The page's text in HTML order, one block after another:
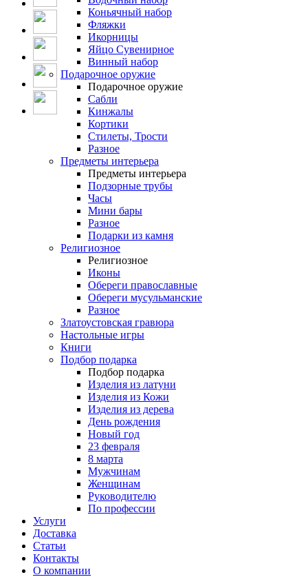
Коньячный набор
Фляжки
Икорницы
Яйцо Сувенирное
Винный набор
Подарочное оружие
Подарочное оружие
Сабли
Кинжалы
Кортики
Стилеты, Трости
Разное
Предметы интерьера
Предметы интерьера
Подзорные трубы
Часы
Мини бары
Разное
Подарки из камня
Религиозное
Религиозное
Иконы
Обереги православные
Обереги мусульманские
Разное
Златоустовская гравюра
Настольные игры
Книги
Подбор подарка
Подбор подарка
Изделия из латуни
Изделия из Кожи
Изделия из дерева
День рождения
Новый год
23 февраля
8 марта
Мужчинам
Женщинам
Руководителю
По профессии
Услуги
Доставка
Статьи
Контакты
О компании